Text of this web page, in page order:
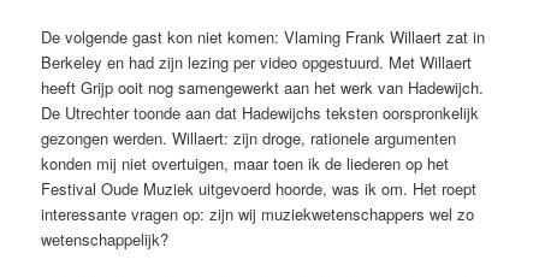
De volgende gast kon niet komen: Vlaming Frank Willaert zat in
Berkeley en had zijn lezing per video opgestuurd. Met Willaert
heeft Grijp ooit nog samengewerkt aan het werk van Hadewijch.
De Utrechter toonde aan dat Hadewijchs teksten oorspronkelijk
gezongen werden. Willaert: zijn droge, rationele argumenten
konden mij niet overtuigen, maar toen ik de liederen op het
Festival Oude Muziek uitgevoerd hoorde, was ik om. Het roept
interessante vragen op: zijn wij muziekwetenschappers wel zo
wetenschappelijk?